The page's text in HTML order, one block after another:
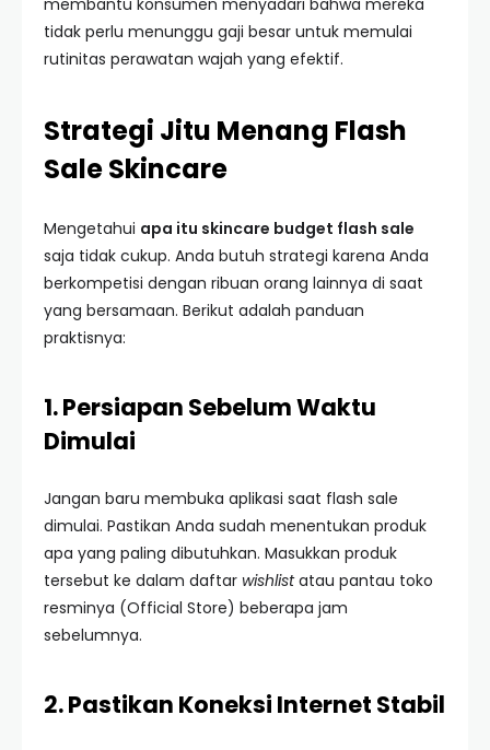
membantu konsumen menyadari bahwa mereka
tidak perlu menunggu gaji besar untuk memulai
rutinitas perawatan wajah yang efektif.
Strategi Jitu Menang Flash
Sale Skincare
Mengetahui apa itu skincare budget flash sale
saja tidak cukup. Anda butuh strategi karena Anda
berkompetisi dengan ribuan orang lainnya di saat
yang bersamaan. Berikut adalah panduan
praktisnya:
1. Persiapan Sebelum Waktu
Dimulai
Jangan baru membuka aplikasi saat flash sale
dimulai. Pastikan Anda sudah menentukan produk
apa yang paling dibutuhkan. Masukkan produk
tersebut ke dalam daftar wishlistatau pantau toko
resminya (Official Store) beberapa jam
sebelumnya.
2. Pastikan Koneksi Internet Stabil